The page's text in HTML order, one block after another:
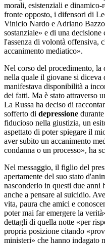
morali, esistenziali e dinamico-
fronte opposto, i difensori di
Vinicio Nardo e Adriano
sostanziale» e di una decisione
l'assenza di volontà offensiva,
accanimento mediatico».
Nel corso del procedimento, la
nella quale il giovane si diceva
manifestava disponibilità a
dei fatti. Ma è stato attraverso
La Russa ha deciso di
sofferto di depressione
fiducioso nella giustizia, un
aspettato di poter spiegare il
aver subito un accanimento
condanna o un processo», ha
Nel messaggio, il figlio del
apertamente del suo stato
nasconderlo in questi due anni
anche a pensare al suicidio.
vita, paura che amici e
poter mai far emergere la
dettagli di quella notte «per
propria posizione citando
ministeri» che hanno indagato